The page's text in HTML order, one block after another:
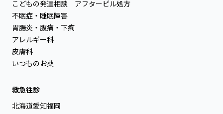
こどもの発達相談
不眠症・睡眠障害
胃腸炎・腹痛・下痢
アレルギー科
皮膚科
いつものお薬
アフターピル処方
救急往診
北海道愛知福岡